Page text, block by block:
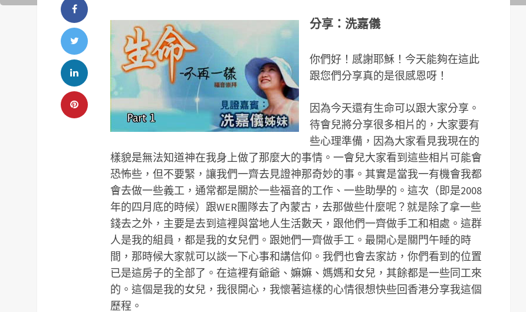
分享：洗嘉儀
你們好！感謝耶穌！今天能夠在這此
跟您們分享真的是很感恩呀！
因為今天還有生命可以跟大家分享。
待會兒將分享很多相片的，大家要有
些心理準備，因為大家看見我現在的
樣貌是無法知道神在我身上做了那麼大的事情。一會兒大家看到這些相片可能會
恐怖些，但不要緊，讓我們一齊去見證神那奇妙的事。其實是當我一有機會我都
會去做一些義工，通常都是關於一些福音的工作、一些助學的。這次（即是2008
年的四月底的時候）跟WER團隊去了內蒙古，去那做些什麼呢？就是除了拿一些
錢去之外，主要是去到這裡與當地人生活數天，跟他們一齊做手工和相處。這群
人是我的組員，都是我的女兒們。跟她們一齊做手工。最開心是關門午睡的時
間，那時候大家就可以談一下心事和講信仰。我們也會去家訪，你們看到的位置
已是這房子的全部了。在這裡有爺爺、嫲嫲、媽媽和女兒，其餘都是一些同工來
的。這個是我的女兒，我很開心，我懷著這樣的心情很想快些回香港分享我這個
歷程。